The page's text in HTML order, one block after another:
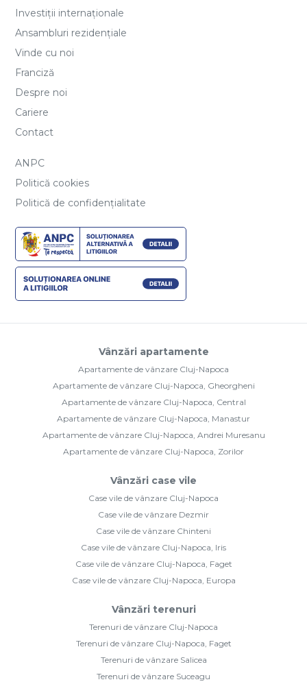
Investiții internaționale
Ansambluri rezidențiale
Vinde cu noi
Franciză
Despre noi
Cariere
Contact
ANPC
Politică cookies
Politică de confidențialitate
Vânzări apartamente
Apartamente de vânzare Cluj-Napoca
Apartamente de vânzare Cluj-Napoca, Gheorgheni
Apartamente de vânzare Cluj-Napoca, Central
Apartamente de vânzare Cluj-Napoca, Manastur
Apartamente de vânzare Cluj-Napoca, Andrei Muresanu
Apartamente de vânzare Cluj-Napoca, Zorilor
Vânzări case vile
Case vile de vânzare Cluj-Napoca
Case vile de vânzare Dezmir
Case vile de vânzare Chinteni
Case vile de vânzare Cluj-Napoca, Iris
Case vile de vânzare Cluj-Napoca, Faget
Case vile de vânzare Cluj-Napoca, Europa
Vânzări terenuri
Terenuri de vânzare Cluj-Napoca
Terenuri de vânzare Cluj-Napoca, Faget
Terenuri de vânzare Salicea
Terenuri de vânzare Suceagu